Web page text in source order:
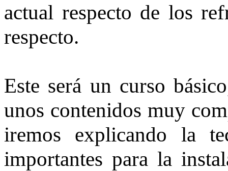
actual respecto de los
respecto.
Este será un curso
unos contenidos muy
iremos explicando la
importantes para la